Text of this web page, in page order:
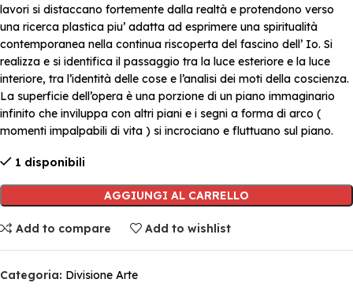
lavori si distaccano fortemente dalla realtà e protendono verso
una ricerca plastica piu’ adatta ad esprimere una spiritualità
contemporanea nella continua riscoperta del fascino dell’ Io. Si
realizza e si identifica il passaggio tra la luce esteriore e la luce
interiore, tra l’identità delle cose e l’analisi dei moti della coscienza.
La superficie dell’opera è una porzione di un piano immaginario
infinito che inviluppa con altri piani e i segni a forma di arco (
momenti impalpabili di vita ) si incrociano e fluttuano sul piano.
1 disponibili
AGGIUNGI AL CARRELLO
Add to compare Add to wishlist
Categoria: Divisione Arte